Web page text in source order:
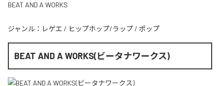
BEAT AND A WORKS
ジャンル： レゲエ / ヒップホップ/ラップ / ポップ
BEAT AND A WORKS(ビータナワークス)